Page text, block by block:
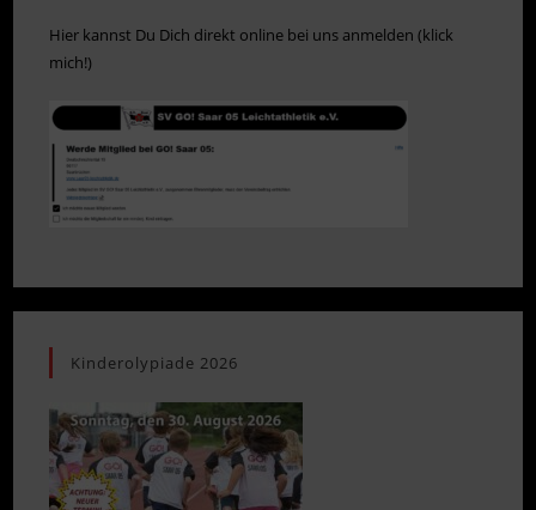
Hier kannst Du Dich direkt online bei uns anmelden (klick
mich!)
Kinderolypiade 2026